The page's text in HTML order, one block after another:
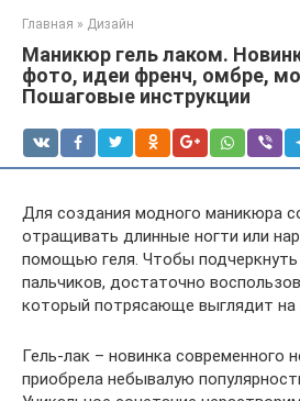
Главная » Дизайн
Маникюр гель лаком.
фото, идеи френч, омбре,
Пошаговые инструкции
Для создания модного маникюра
отращивать длинные ногти или
помощью геля. Чтобы
пальчиков, достаточно
который потрясающе выглядит на
Гель-лак – новинка современного
приобрела небывалую